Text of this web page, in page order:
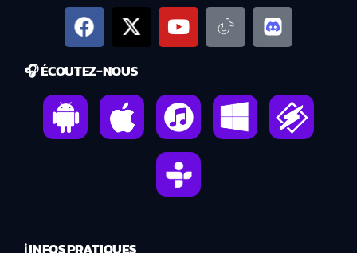
🎧 ÉCOUTEZ-NOUS
ℹ️ INFOS PRATIQUES